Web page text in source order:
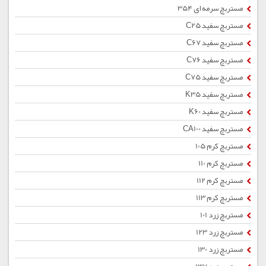
مستربچ سرمه ای 354
مستربچ سفید C25
مستربچ سفید C67
مستربچ سفید C76
مستربچ سفید C75
مستربچ سفید K35
مستربچ سفید K60
مستربچ سفید CA100
مستربچ کرم 105
مستربچ کرم 110
مستربچ کرم 112
مستربچ کرم 113
مستربچ زرد 101
مستربچ زرد 123
مستربچ زرد 130